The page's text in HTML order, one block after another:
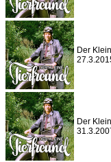
Der
Der